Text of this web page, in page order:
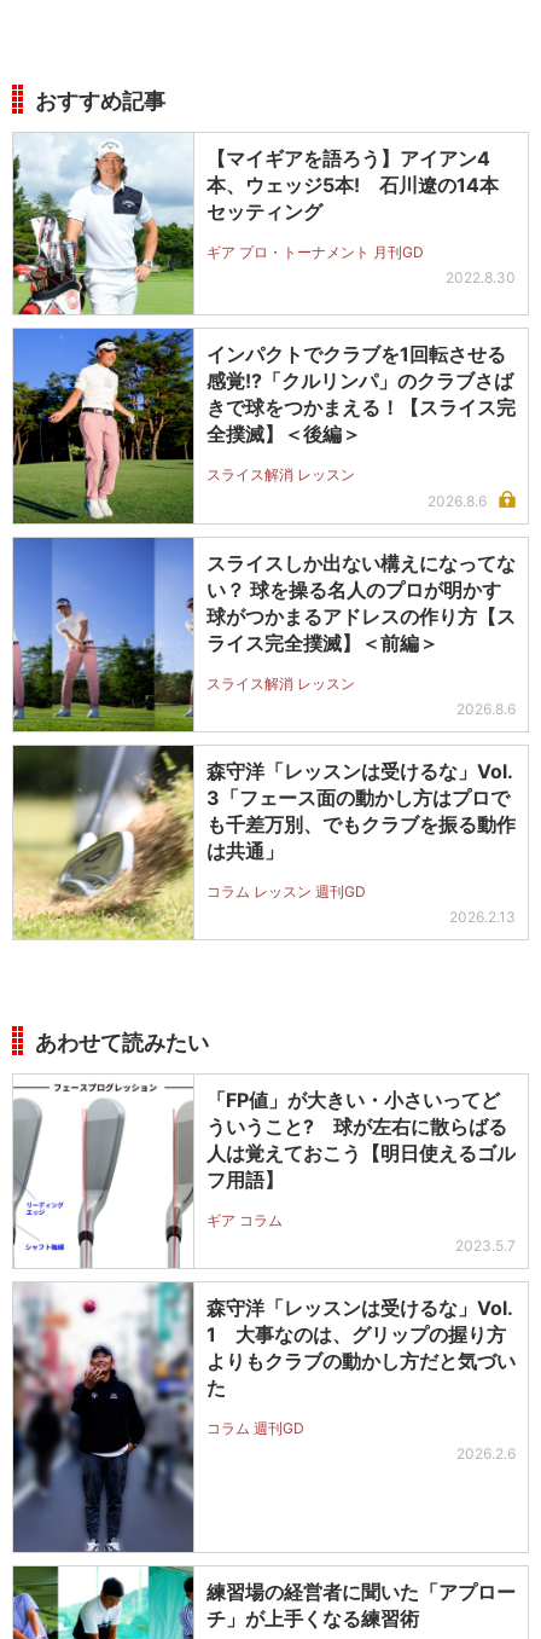
おすすめ記事
【マイギアを語ろう】アイアン4
本、ウェッジ5本! 石川遼の14本
セッティング
ギア プロ・トーナメント 月刊GD
2022.8.30
インパクトでクラブを1回転させる
感覚!?「クルリンパ」のクラブさば
きで球をつかまえる！【スライス完
全撲滅】＜後編＞
スライス解消 レッスン
2026.8.6
スライスしか出ない構えになってな
い？ 球を操る名人のプロが明かす
球がつかまるアドレスの作り方【ス
ライス完全撲滅】＜前編＞
スライス解消 レッスン
2026.8.6
森守洋「レッスンは受けるな」Vol.
3「フェース面の動かし方はプロで
も千差万別、でもクラブを振る動作
は共通」
コラム レッスン 週刊GD
2026.2.13
あわせて読みたい
「FP値」が大きい・小さいってど
ういうこと? 球が左右に散らばる
人は覚えておこう【明日使えるゴル
フ用語】
ギア コラム
2023.5.7
森守洋「レッスンは受けるな」Vol.
1 大事なのは、グリップの握り方
よりもクラブの動かし方だと気づい
た
コラム 週刊GD
2026.2.6
練習場の経営者に聞いた「アプロー
チ」が上手くなる練習術